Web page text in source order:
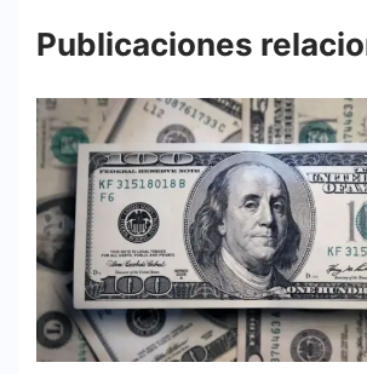
Publicaciones